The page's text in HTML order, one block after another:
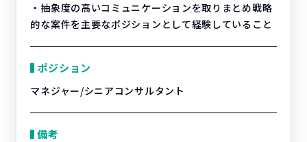
・抽象度の高いコミュニケーションを取りまとめ戦略
的な案件を主要なポジションとして経験していること
ポジション
マネジャー/シニアコンサルタント
備考